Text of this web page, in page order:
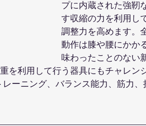
プに内蔵された強靭
す収縮の力を利用し
調整力を高めます。
動作は膝や腰にかか
味わったことのない
を利用して行う器具にもチャレン
ーニング、バランス能力、筋力